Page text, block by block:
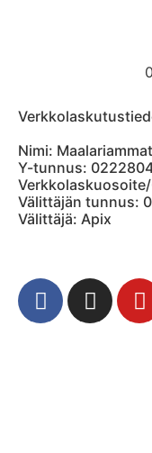
Nimi:
Y-tunnus:
Välittäjän tunnus:
Välittäjä: Apix